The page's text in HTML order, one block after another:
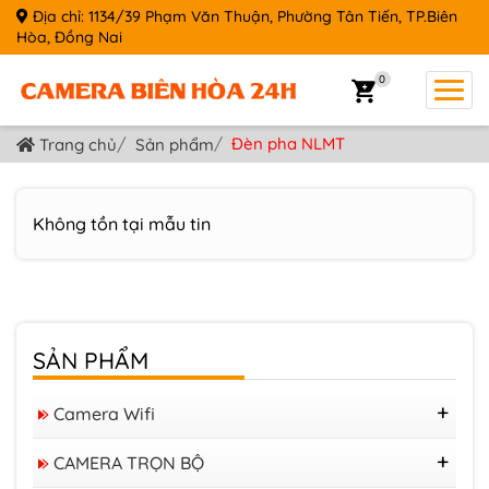
Địa chỉ: 1134/39 Phạm Văn Thuận, Phường Tân Tiến, TP.Biên
Hòa, Đồng Nai
0
Trang chủ Sản phẩm Đèn pha NLMT
Không tồn tại mẫu tin
SẢN PHẨM
Camera Wifi
Camera IMOU
CAMERA TRỌN BỘ